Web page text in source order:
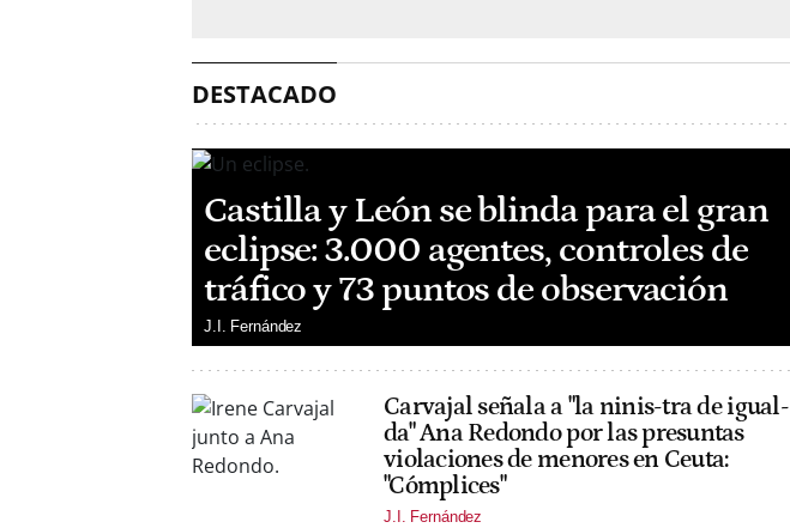
DESTACADO
Castilla y León se blinda para el gran
eclipse: 3.000 agentes, controles de
tráfico y 73 puntos de observación
J.I. Fernández
Carvajal señala a "la ninis-tra de igual-
da" Ana Redondo por las presuntas
violaciones de menores en Ceuta:
"Cómplices"
J.I. Fernández